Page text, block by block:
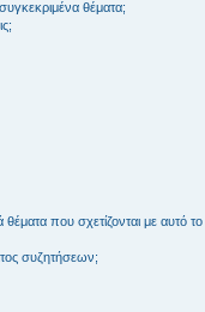
θέματα;
που σχετίζονται με αυτό
συζητήσεων;